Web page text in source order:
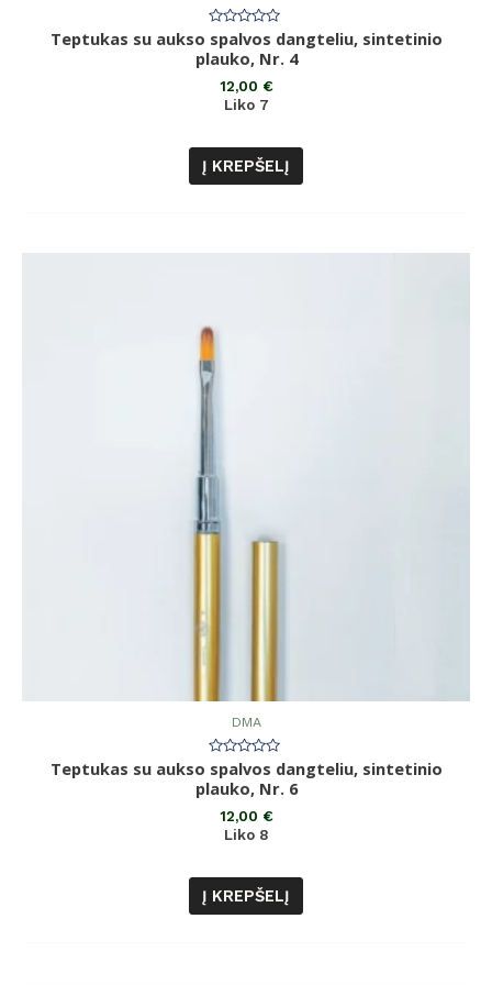
Įvertinimas:
0
iš
Teptukas su aukso spalvos dangteliu, sintetinio
plauko, Nr. 4
12,00 €
Liko 7
Į KREPŠELĮ
DMA
Įvertinimas:
0
iš
Teptukas su aukso spalvos dangteliu, sintetinio
plauko, Nr. 6
12,00 €
Liko 8
Į KREPŠELĮ